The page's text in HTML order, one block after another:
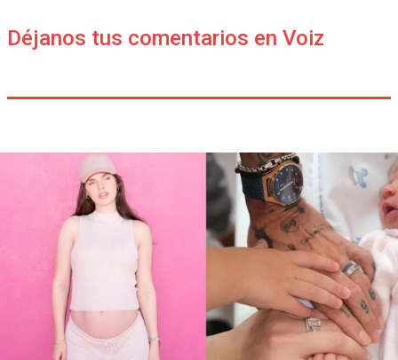
Déjanos tus comentarios en Voiz